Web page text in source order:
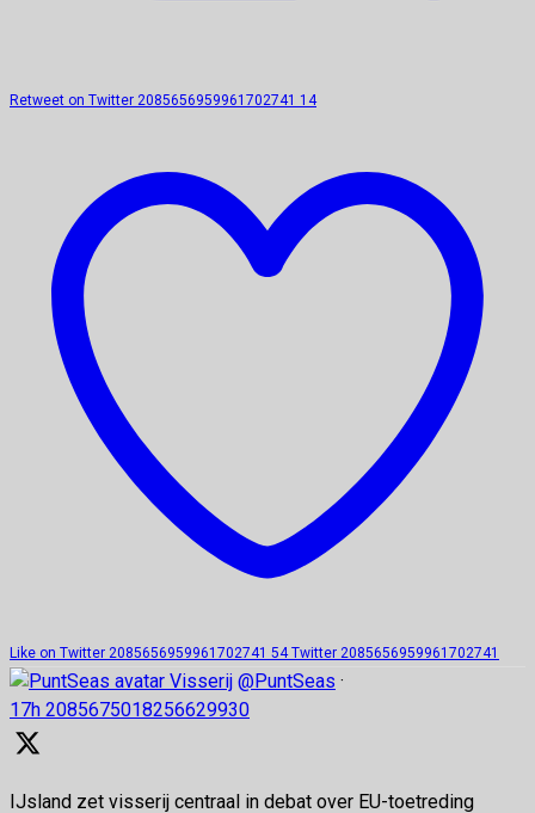
Retweet on Twitter 2085656959961702741 14
Like on Twitter 2085656959961702741 54 Twitter 2085656959961702741
Visserij @PuntSeas ·
17h 2085675018256629930
IJsland zet visserij centraal in debat over EU-toetreding